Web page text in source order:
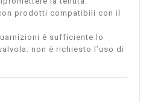
prodotti compatibili con il
è sufficiente lo
non è richiesto l’uso di